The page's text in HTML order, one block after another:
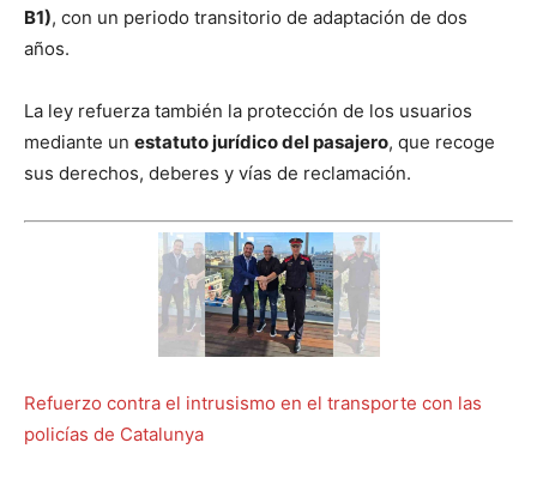
B1), con un periodo transitorio de adaptación de dos
años.
La ley refuerza también la protección de los usuarios
mediante un estatuto jurídico del pasajero, que recoge
sus derechos, deberes y vías de reclamación.
Refuerzo contra el intrusismo en el transporte con las
policías de Catalunya